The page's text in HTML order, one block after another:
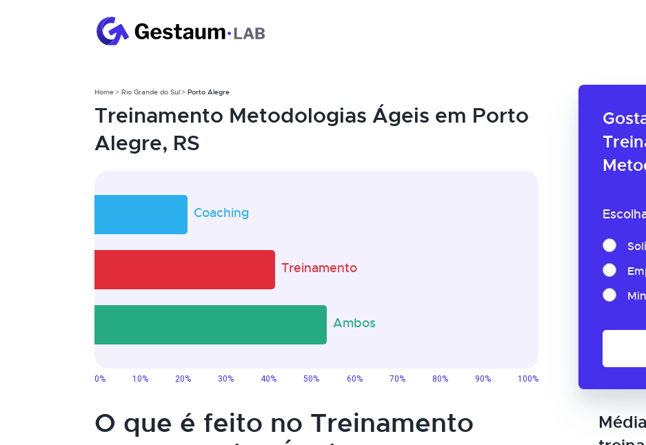
Home Rio Grande do Sul Porto Alegre
Treinamento Metodologias Ágeis em Porto
Alegre, RS
O que é feito no Treinamento